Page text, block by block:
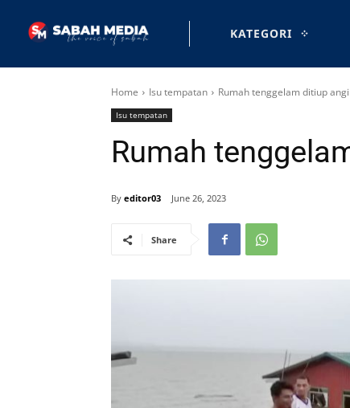
KATEGORI
Home Isu tempatan Rumah tenggelam ditiup
Isu tempatan
Rumah
By editor03 June 26, 2023
Share